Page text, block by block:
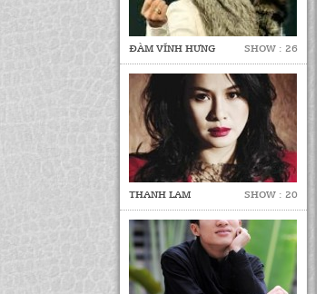
ĐÀM VĨNH HƯNG SHOW : 26
THANH LAM SHOW : 20